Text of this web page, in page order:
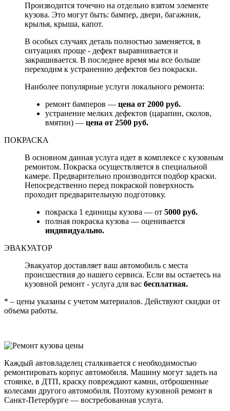
Производится точечно на отдельно взятом элементе
кузова. Это могут быть: бампер, двери, багажник,
крылья, крыша, капот.
В особых случаях деталь полностью заменяется, в
ситуациях проще - дефект выравнивается и
закрашивается. В последнее время мы все больше
переходим к устранению дефектов без покраски.
Наиболее популярные услуги локального ремонта:
ремонт бамперов — цена от 2000 руб.
устранение мелких дефектов (царапин, сколов,
вмятин) — цена от 2500 руб.
ПОКРАСКА
В основном данная услуга идет в комплексе с кузовным
ремонтом. Покраска осуществляется в специальной
камере. Предварительно производится подбор краски.
Непосредственно перед покраской поверхность
проходит предварительную подготовку.
покраска 1 единицы кузова — от 5000 руб.
полная покраска кузова — оценивается
индивидуально.
ЭВАКУАТОР
Эвакуатор доставляет ваш автомобиль с места
происшествия до нашего сервиса. Если вы остаетесь на
кузовной ремонт - услуга для вас бесплатная.
* – цены указаны с учетом материалов. Действуют скидки от
объема работы.
Каждый автовладелец сталкивается с необходимостью
ремонтировать корпус автомобиля. Машину могут задеть на
стоянке, в ДТП, краску повреждают камни, отброшенные
колесами другого автомобиля. Поэтому кузовной ремонт в
Санкт-Петербурге — востребованная услуга.